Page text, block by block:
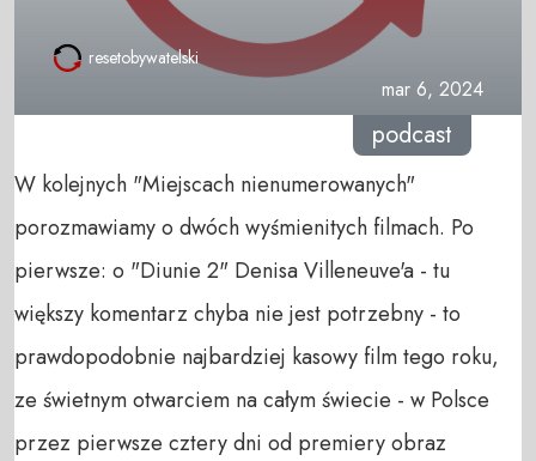
resetobywatelski
mar 6, 2024
podcast
W kolejnych "Miejscach nienumerowanych"
porozmawiamy o dwóch wyśmienitych filmach. Po
pierwsze: o "Diunie 2" Denisa Villeneuve'a - tu
większy komentarz chyba nie jest potrzebny - to
prawdopodobnie najbardziej kasowy film tego roku,
ze świetnym otwarciem na całym świecie - w Polsce
przez pierwsze cztery dni od premiery obraz